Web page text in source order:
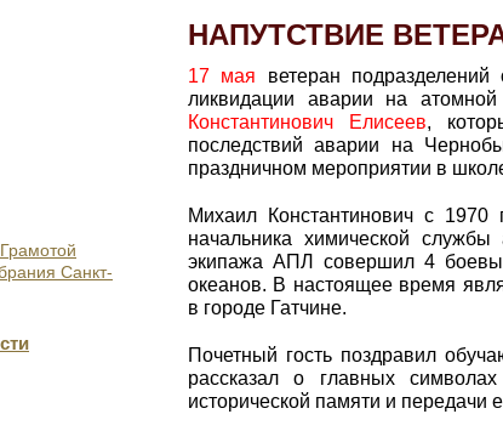
Санкт-
НАПУТСТВИЕ
17 мая ветеран подразделений
ликвидации аварии на
Константинович Елисеев,
последствий аварии на
праздничном мероприятии в
Михаил Константинович с
начальника химической
экипажа АПЛ совершил 4
океанов. В настоящее время
в городе Гатчине.
Почетный гость поздравил
рассказал о главных
исторической памяти и передачи